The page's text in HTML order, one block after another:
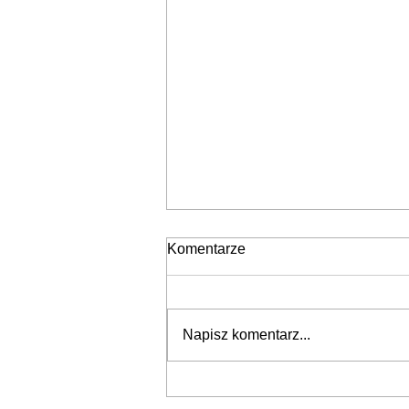
Stopy złota
Komentarze
Napisz komentarz...